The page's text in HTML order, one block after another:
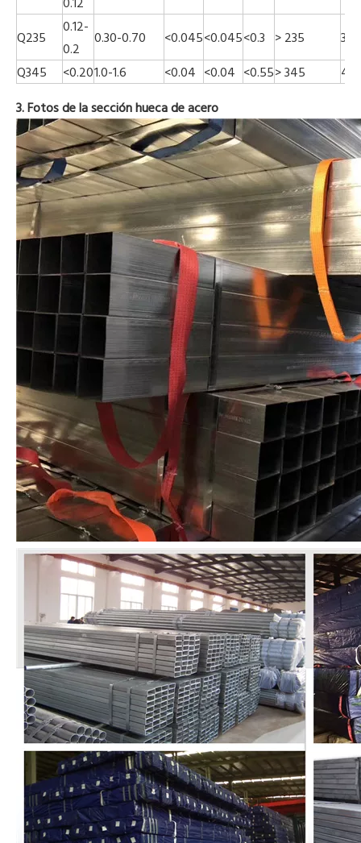
Q235
0.12-
0.2
0.30-0.70 <0.045<0.045<0.3 > 235
Q345
<0.201.0-1.6 <0.04 <0.04 <0.55> 345
3. Fotos de la sección hueca de acero